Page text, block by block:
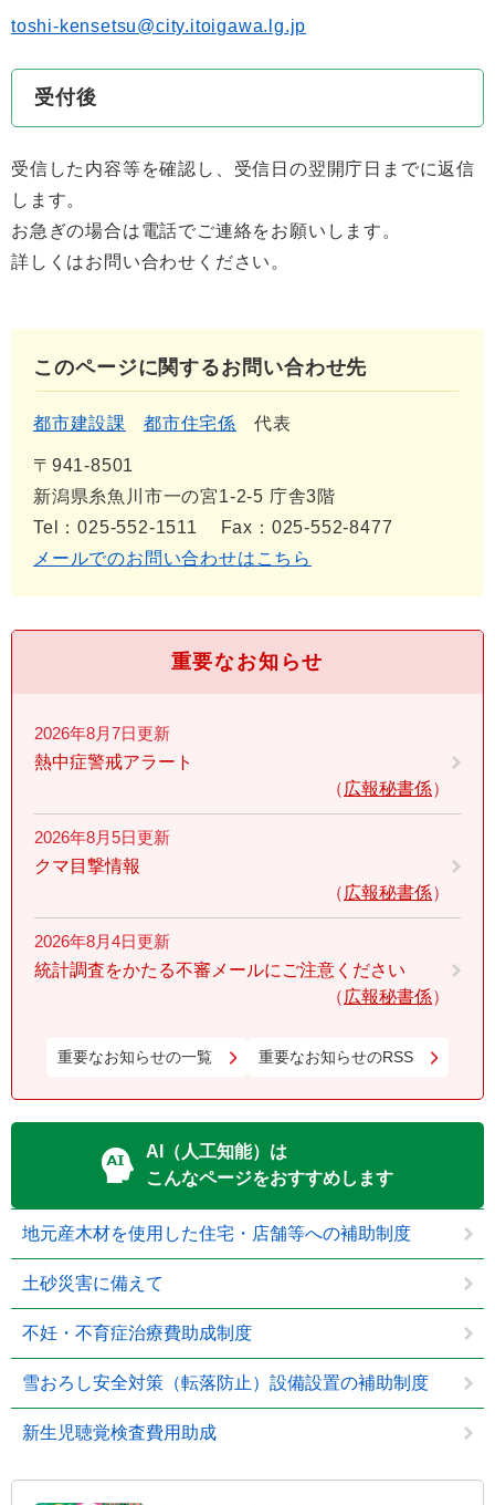
toshi-kensetsu@city.itoigawa.lg.jp
受付後
受信した内容等を確認し、受信日の翌開庁日までに返信
します。
お急ぎの場合は電話でご連絡をお願いします。
詳しくはお問い合わせください。
このページに関するお問い合わせ先
都市建設課 都市住宅係 代表
〒941-8501
新潟県糸魚川市一の宮1-2-5 庁舎3階
Tel：025-552-1511
Fax：025-552-8477
メールでのお問い合わせはこちら
重要なお知らせ
2026年8月7日更新
熱中症警戒アラート
広報秘書係
2026年8月5日更新
クマ目撃情報
広報秘書係
2026年8月4日更新
統計調査をかたる不審メールにご注意ください
広報秘書係
重要なお知らせの一覧 重要なお知らせのRSS
AI（人工知能）は
こんなページをおすすめします
地元産木材を使用した住宅・店舗等への補助制度
土砂災害に備えて
不妊・不育症治療費助成制度
雪おろし安全対策（転落防止）設備設置の補助制度
新生児聴覚検査費用助成